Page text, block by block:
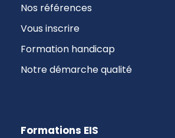
Nos références
Vous inscrire
Formation handicap
Notre démarche qualité
Formations EIS